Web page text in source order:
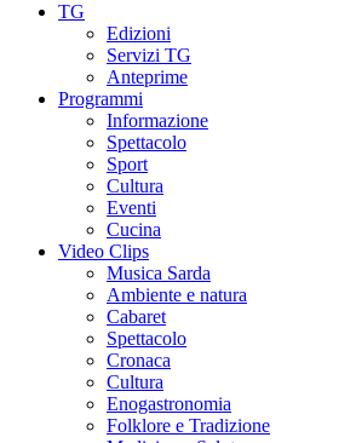
TG
Edizioni
Servizi TG
Anteprime
Programmi
Informazione
Spettacolo
Sport
Cultura
Eventi
Cucina
Video Clips
Musica Sarda
Ambiente e natura
Cabaret
Spettacolo
Cronaca
Cultura
Enogastronomia
Folklore e Tradizione